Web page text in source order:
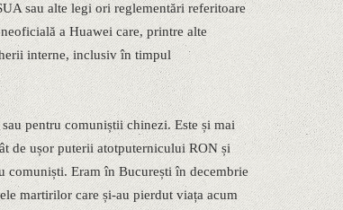
sau alte legi ori reglementări referitoare
a Huawei care, printre alte
interne, inclusiv în timpul
pentru comuniștii chinezi. Este și mai
de ușor puterii atotputernicului RON și
comuniști. Eram în București în decembrie
martirilor care și-au pierdut viața acum